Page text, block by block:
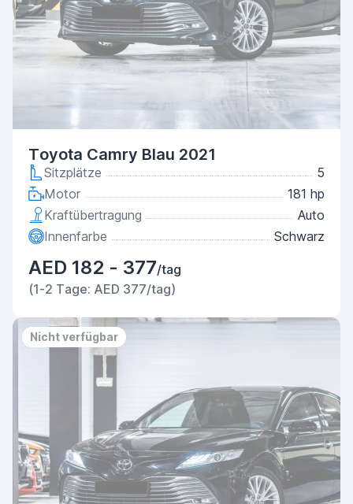
Toyota Camry Blau 2021
Sitzplätze
5
Motor
181 hp
Kraftübertragung
Auto
Innenfarbe
Schwarz
AED 182 - 377/tag
(1-2 Tage: AED 377/tag)
Nicht verfügbar